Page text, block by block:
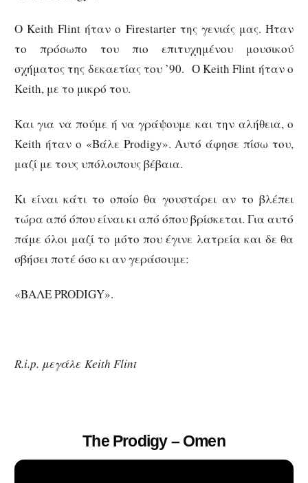
Ο Keith Flint ήταν ο Firestarter της γενιάς μας. Ήταν
το πρόσωπο του πιο επιτυχημένου μουσικού
σχήματος της δεκαετίας του ’90. Ο Keith Flint ήταν ο
Keith, με το μικρό του.
Και για να πούμε ή να γράψουμε και την αλήθεια, ο
Keith ήταν ο «Βάλε Prodigy». Αυτό άφησε πίσω του,
μαζί με τους υπόλοιπους βέβαια.
Κι είναι κάτι το οποίο θα γουστάρει αν το βλέπει
τώρα από όπου είναι κι από όπου βρίσκεται. Για αυτό
πάμε όλοι μαζί το μότο που έγινε λατρεία και δε θα
σβήσει ποτέ όσο κι αν γεράσουμε:
«ΒΑΛΕ PRODIGY».
R.i.p. μεγάλε Keith Flint
The Prodigy – Omen